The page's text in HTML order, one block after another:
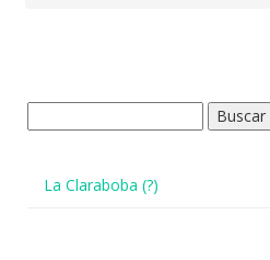
La Claraboba (?)